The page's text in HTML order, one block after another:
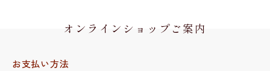
オンラインショップご案内
お支払い方法